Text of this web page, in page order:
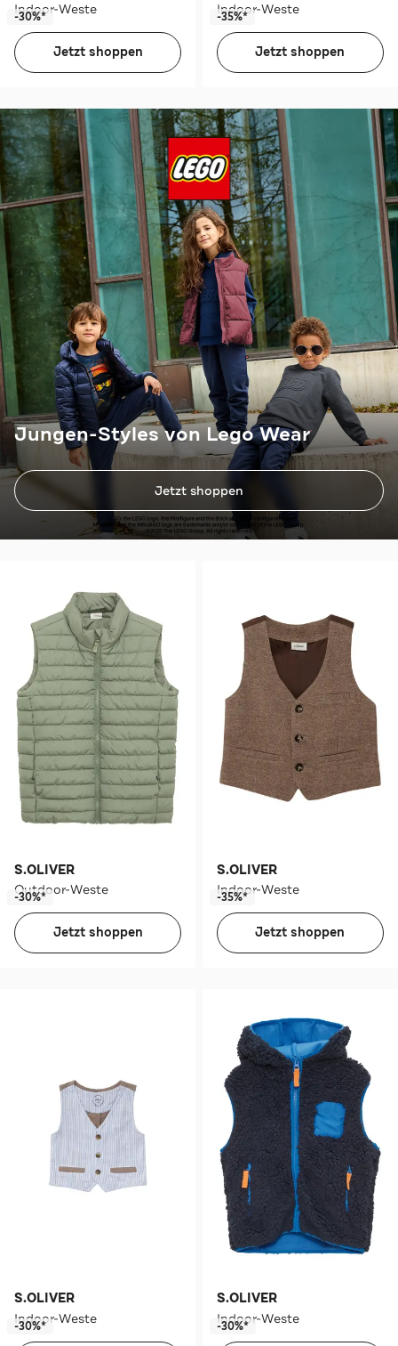
Indoor-Weste
-30%*
Jetzt shoppen
Indoor-Weste
-35%*
Jetzt shoppen
S.OLIVER
Outdoor-Weste
-30%*
Jetzt shoppen
S.OLIVER
Indoor-Weste
-35%*
Jetzt shoppen
S.OLIVER
Indoor-Weste
-30%*
S.OLIVER
Indoor-Weste
-30%*
Jungen-Styles von Lego Wear
Jetzt shoppen